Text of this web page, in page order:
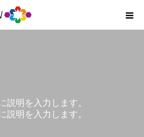
説明を入力します。
説明を入力します。